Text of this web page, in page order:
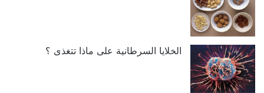
الخلايا السرطانية على ماذا تتغذى ؟